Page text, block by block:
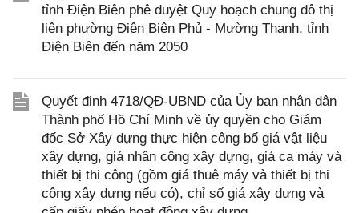
tỉnh Điện Biên phê duyệt Quy hoạch chung đô thị
liên phường Điện Biên Phủ - Mường Thanh, tỉnh
Điện Biên đến năm 2050
Quyết định 4718/QĐ-UBND của Ủy ban nhân dân
Thành phố Hồ Chí Minh về ủy quyền cho Giám
đốc Sở Xây dựng thực hiện công bố giá vật liệu
xây dựng, giá nhân công xây dựng, giá ca máy và
thiết bị thi công (gồm giá thuê máy và thiết bị thi
công xây dựng nếu có), chỉ số giá xây dựng và